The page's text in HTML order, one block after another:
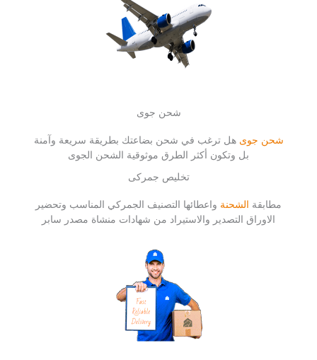
شحن جوى
شحن جوى هل ترغب في شحن بضاعتك بطريقة سريعة وآمنة
بل وتكون أكثر الطرق موثوقية الشحن الجوى
تخليص جمركى
مطابقة الشحنة واعطائها التصنيف الجمركي المناسب وتحضير
الاوراق التصدير والاستيراد من شهادات منشاة مصدر سابر